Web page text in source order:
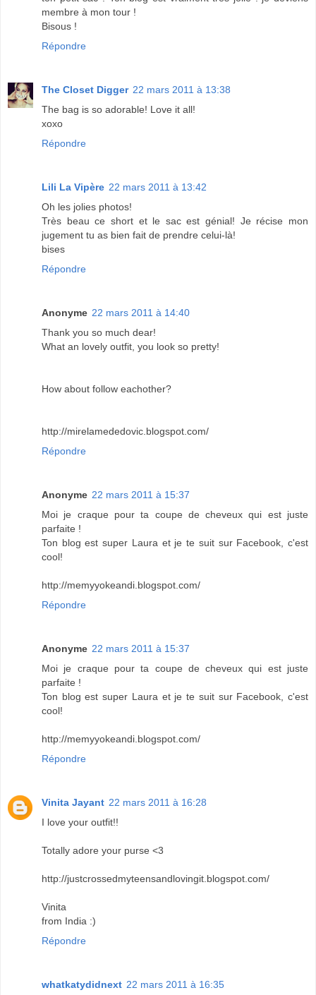
membre à mon tour !
Bisous !
Répondre
The Closet Digger 22 mars 2011 à 13:38
The bag is so adorable! Love it all!
xoxo
Répondre
Lili La Vipère 22 mars 2011 à 13:42
Oh les jolies photos!
Très beau ce short et le sac est génial! Je récise mon
jugement tu as bien fait de prendre celui-là!
bises
Répondre
Anonyme 22 mars 2011 à 14:40
Thank you so much dear!
What an lovely outfit, you look so pretty!
How about follow eachother?
http://mirelamededovic.blogspot.com/
Répondre
Anonyme 22 mars 2011 à 15:37
Moi je craque pour ta coupe de cheveux qui est juste
parfaite !
Ton blog est super Laura et je te suit sur Facebook, c'est
cool!
http://memyyokeandi.blogspot.com/
Répondre
Anonyme 22 mars 2011 à 15:37
Moi je craque pour ta coupe de cheveux qui est juste
parfaite !
Ton blog est super Laura et je te suit sur Facebook, c'est
cool!
http://memyyokeandi.blogspot.com/
Répondre
Vinita Jayant 22 mars 2011 à 16:28
I love your outfit!!
Totally adore your purse <3
http://justcrossedmyteensandlovingit.blogspot.com/
Vinita
from India :)
Répondre
whatkatydidnext 22 mars 2011 à 16:35